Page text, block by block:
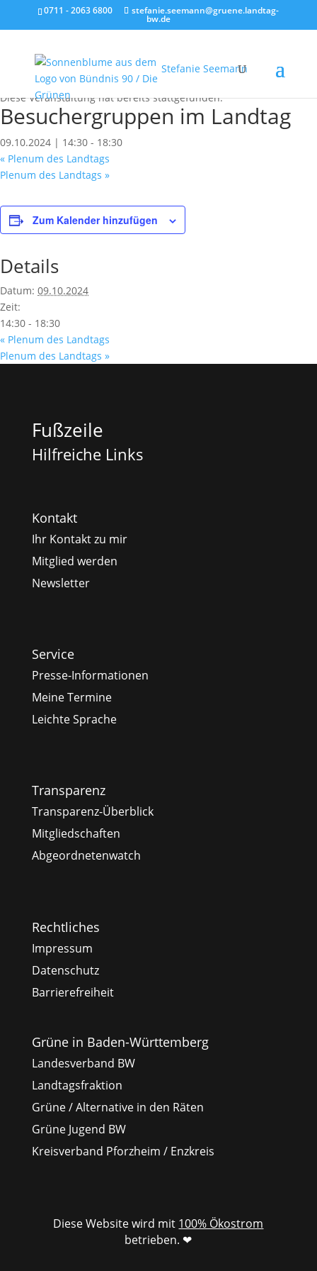
0711 - 2063 6800 stefanie.seemann@gruene.landtag-
bw.de
Stefanie Seemann
« Alle Veranstaltungen
Diese Veranstaltung hat bereits stattgefunden.
Besuchergruppen im Landtag
09.10.2024 | 14:30 - 18:30
« Plenum des Landtags
Plenum des Landtags »
Zum Kalender hinzufügen
Details
Datum: 09.10.2024
Zeit:
14:30 - 18:30
« Plenum des Landtags
Plenum des Landtags »
Fußzeile
Hilfreiche Links
Kontakt
Ihr Kontakt zu mir
Mitglied werden
Newsletter
Service
Presse-Informationen
Meine Termine
Leichte Sprache
Transparenz
Transparenz-Überblick
Mitgliedschaften
Abgeordnetenwatch
Rechtliches
Impressum
Datenschutz
Barrierefreiheit
Grüne in Baden-Württemberg
Landesverband BW
Landtagsfraktion
Grüne / Alternative in den Räten
Grüne Jugend BW
Kreisverband Pforzheim / Enzkreis
Diese Website wird mit 100% Ökostrom
betrieben. ❤